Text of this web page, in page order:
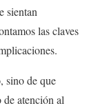
sientan
las claves
sino de que
atención al